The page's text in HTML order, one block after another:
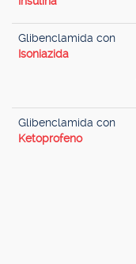
Glibenclamida con
Isoniazida
Glibenclamida con
Ketoprofeno